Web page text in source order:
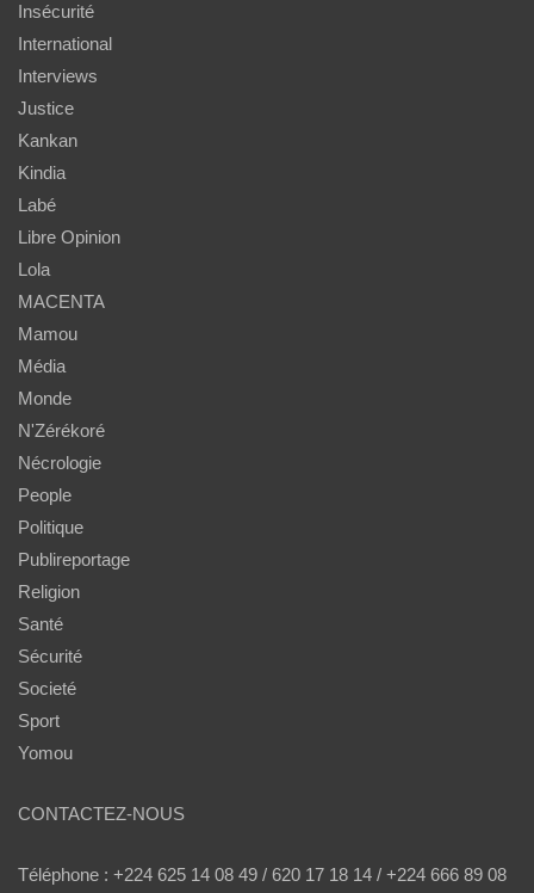
Insécurité
International
Interviews
Justice
Kankan
Kindia
Labé
Libre Opinion
Lola
MACENTA
Mamou
Média
Monde
N'Zérékoré
Nécrologie
People
Politique
Publireportage
Religion
Santé
Sécurité
Societé
Sport
Yomou
CONTACTEZ-NOUS
Téléphone : +224 625 14 08 49 / 620 17 18 14 / +224 666 89 08